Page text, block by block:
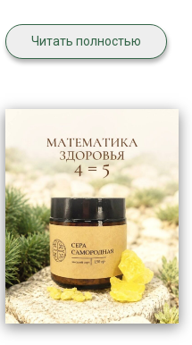
Читать полностью